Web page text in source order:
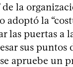
la
adoptó la
las puertas a
sus puntos
apruebe un